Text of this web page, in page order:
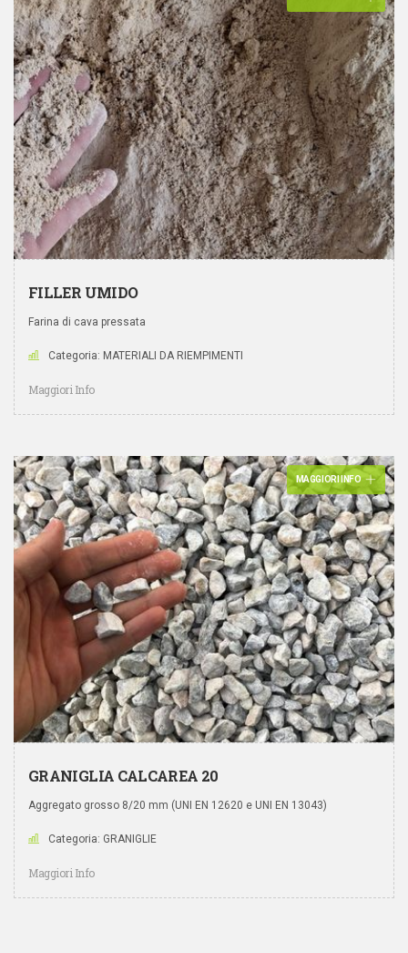
FILLER UMIDO
Farina di cava pressata
Categoria: MATERIALI DA RIEMPIMENTI
Maggiori Info
MAGGIORI INFO
GRANIGLIA CALCAREA 20
Aggregato grosso 8/20 mm (UNI EN 12620 e UNI EN 13043)
Categoria: GRANIGLIE
Maggiori Info